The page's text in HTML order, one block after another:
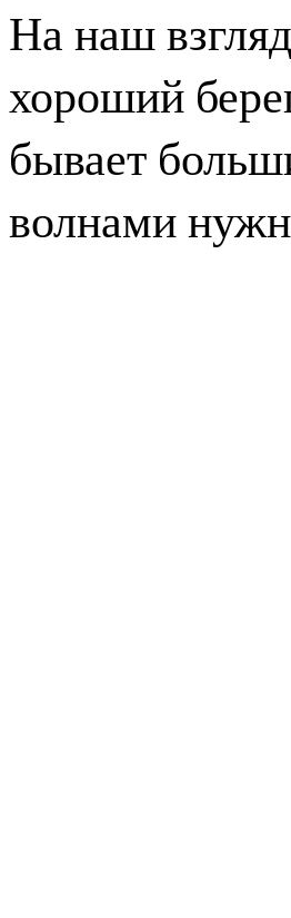
На наш
хороший
бывает
волнами